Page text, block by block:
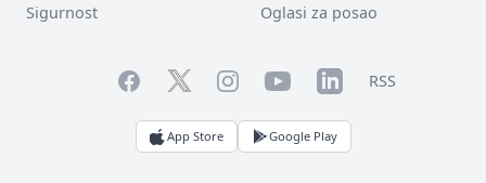
Sigurnost Oglasi za posao
FacebookTwitterInstagramYouTubeLinkedInRSS
App Store Google Play